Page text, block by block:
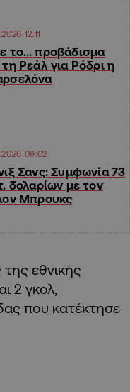
12:11
το… προβάδισμα
Ρεάλ για Ρόδρι η
09:02
Σανς: Συμφωνία 73
δολαρίων με τον
Μπρουκς
της εθνικής
2 γκολ,
που κατέκτησε